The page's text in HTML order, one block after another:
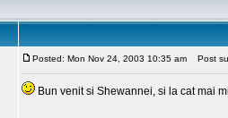
Posted: Mon Nov 24, 2003 10:35 am Post
Bun venit si Shewannei, si la cat mai